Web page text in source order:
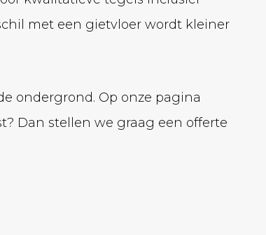
met een gietvloer wordt kleiner
ondergrond. Op onze pagina
Dan stellen we graag een offerte